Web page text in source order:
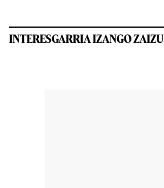
INTERESGARRIA IZANGO ZAIZU